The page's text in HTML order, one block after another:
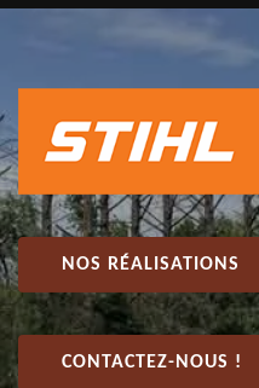
NOS RÉALISATIONS
CONTACTEZ-NOUS !